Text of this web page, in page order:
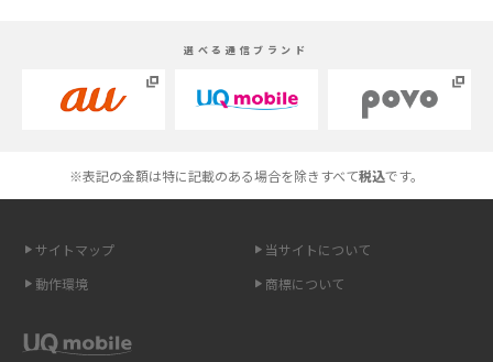
Androidスマホとは？特徴やメリット・デメリット、おススメ機種を紹介
高校生にスマホ制限は必要？所持率やメリット・デメリットを詳しく紹介
トを解説
スマホや携帯端末の通信速度制限とは？回避のコツや解除のタイミング・
選べる通信ブランド
※表記の金額は特に記載のある場合を除きすべて税込です。
サイトマップ
当サイトについて
動作環境
商標について